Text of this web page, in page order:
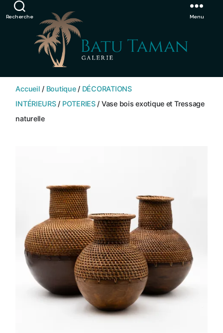
Showroom de Bali, décorations extérieurs et intérieurs Ignorer
Recherche
TAMAN
Menu
Accueil / Boutique/ DÉCORATIONS
INTÉRIEURS/ POTERIES/ Vase bois exotique et Tressage
naturelle